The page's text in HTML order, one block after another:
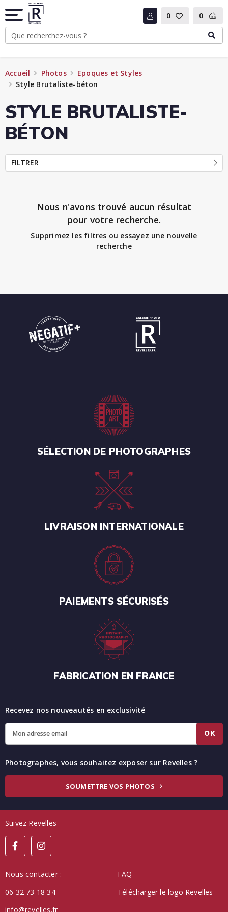
0 0
Accueil Photos
Epoques et Styles
Style Brutaliste-béton
STYLE BRUTALISTE-
BÉTON
FILTRER
Nous n'avons trouvé aucun résultat
pour votre recherche.
Supprimez les filtres ou essayez une nouvelle
recherche
SÉLECTION DE PHOTOGRAPHES
LIVRAISON INTERNATIONALE
PAIEMENTS SÉCURISÉS
FABRICATION EN FRANCE
Recevez nos nouveautés en exclusivité
OK
Photographes, vous souhaitez exposer sur Revelles ?
SOUMETTRE VOS PHOTOS
Suivez Revelles
Nous contacter :
06 32 73 18 34
info@revelles.fr
FAQ
Télécharger le logo Revelles